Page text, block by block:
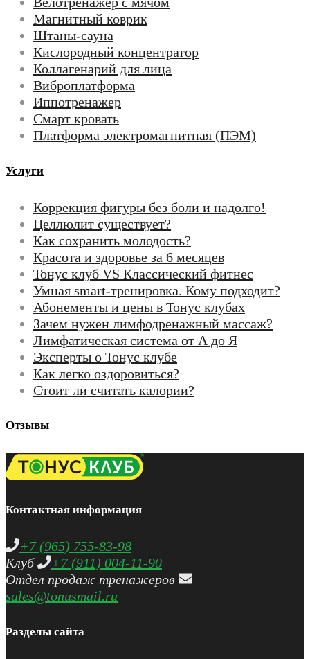
Магнитный коврик
Штаны-сауна
Кислородный концентратор
Коллагенарий для лица
Виброплатформа
Иппотренажер
Смарт кровать
Платформа электромагнитная (ПЭМ)
Услуги
Коррекция фигуры без боли и надолго!
Целлюлит существует?
Как сохранить молодость?
Красота и здоровье за 6 месяцев
Тонус клуб VS Классический фитнес
Умная smart-тренировка. Кому подходит?
Абонементы и цены в Тонус клубах
Зачем нужен лимфодренажный массаж?
Лимфатическая система от А до Я
Эксперты о Тонус клубе
Как легко оздоровиться?
Стоит ли считать калории?
Отзывы
Контактная информация
+7 (965) 755-83-98
Клуб
+7 (911) 004-11-90
Отдел продаж тренажеров
sales@tonusmail.ru
Разделы сайта